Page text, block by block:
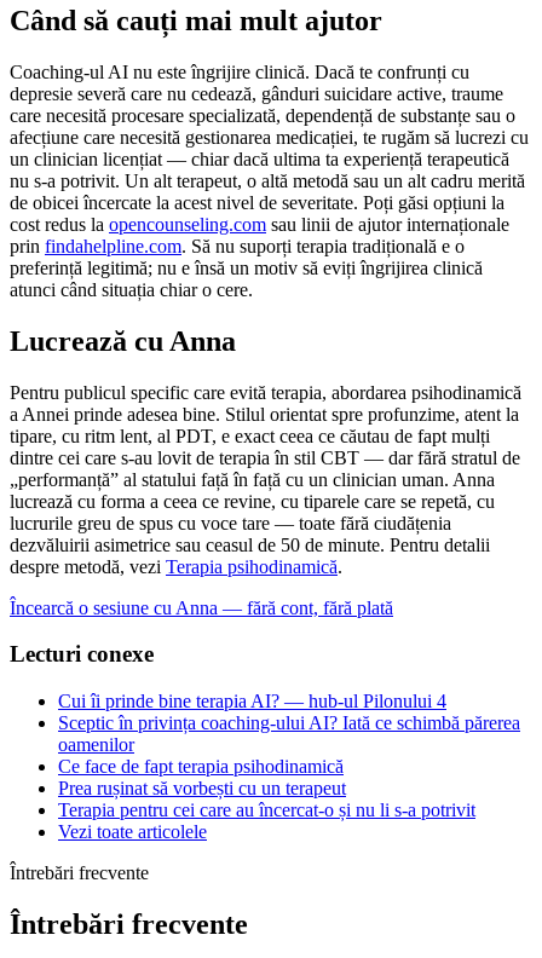
Când să cauți mai mult ajutor
Coaching-ul AI nu este îngrijire clinică. Dacă te confrunți cu
depresie severă care nu cedează, gânduri suicidare active, traume
care necesită procesare specializată, dependență de substanțe sau o
afecțiune care necesită gestionarea medicației, te rugăm să lucrezi cu
un clinician licențiat — chiar dacă ultima ta experiență terapeutică
nu s-a potrivit. Un alt terapeut, o altă metodă sau un alt cadru merită
de obicei încercate la acest nivel de severitate. Poți găsi opțiuni la
cost redus la opencounseling.com sau linii de ajutor internaționale
prin findahelpline.com. Să nu suporți terapia tradițională e o
preferință legitimă; nu e însă un motiv să eviți îngrijirea clinică
atunci când situația chiar o cere.
Lucrează cu Anna
Pentru publicul specific care evită terapia, abordarea psihodinamică
a Annei prinde adesea bine. Stilul orientat spre profunzime, atent la
tipare, cu ritm lent, al PDT, e exact ceea ce căutau de fapt mulți
dintre cei care s-au lovit de terapia în stil CBT — dar fără stratul de
„performanță” al statului față în față cu un clinician uman. Anna
lucrează cu forma a ceea ce revine, cu tiparele care se repetă, cu
lucrurile greu de spus cu voce tare — toate fără ciudățenia
dezvăluirii asimetrice sau ceasul de 50 de minute. Pentru detalii
despre metodă, vezi Terapia psihodinamică.
Încearcă o sesiune cu Anna — fără cont, fără plată
Lecturi conexe
Cui îi prinde bine terapia AI? — hub-ul Pilonului 4
Sceptic în privința coaching-ului AI? Iată ce schimbă părerea
oamenilor
Ce face de fapt terapia psihodinamică
Prea rușinat să vorbești cu un terapeut
Terapia pentru cei care au încercat-o și nu li s-a potrivit
Vezi toate articolele
Întrebări frecvente
Întrebări frecvente